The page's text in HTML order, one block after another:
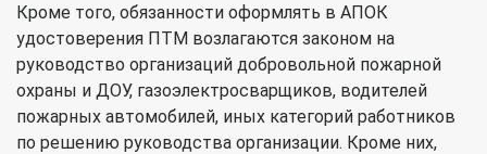
Кроме того, обязанности оформлять в АПОК
удостоверения ПТМ возлагаются законом на
руководство организаций добровольной пожарной
охраны и ДОУ, газоэлектросварщиков, водителей
пожарных автомобилей, иных категорий работников
по решению руководства организации. Кроме них,